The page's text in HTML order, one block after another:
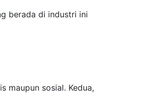
berada di industri ini
maupun sosial. Kedua,